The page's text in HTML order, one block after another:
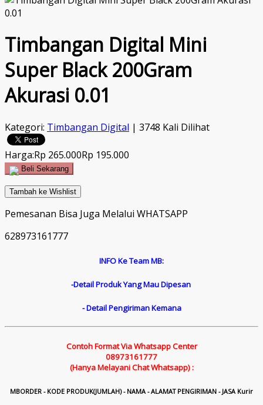
Timbangan Digital Mini
Super Black 200Gram
Akurasi 0.01
Kategori: Timbangan Digital | 3748 Kali Dilihat
Harga:Rp 265.000Rp 195.000
Beli Sekarang
Tambah ke Wishlist
Pemesanan Bisa Juga Melalui WHATSAPP
628973161777
INFO Ke Team MB:
-Detail Produk Yang Mau Dipesan
- Detail Pengiriman Kemana
Contoh Format Via Whatsapp Center
08973161777
(Hanya Melayani Chat Whatsapp) :
MBORDER - KODE PRODUK(JUMLAH) - NAMA - ALAMAT PENGIRIMAN - JASA Kurir